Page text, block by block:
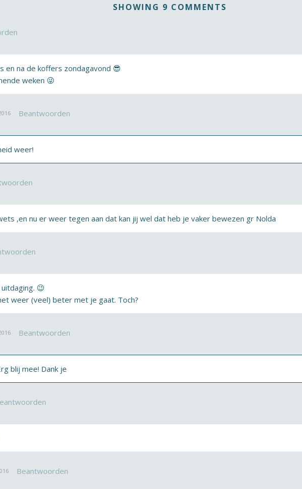
SHOWING 9 COMMENTS
en na de koffers zondagavond 😎
weken 😜
Beantwoorden
weer!
,en nu er weer tegen aan dat kan jij wel dat heb je vaker bewezen gr Nolda
😉
weer (veel) beter met je gaat. Toch?
Beantwoorden
blij mee! Dank je
Beantwoorden